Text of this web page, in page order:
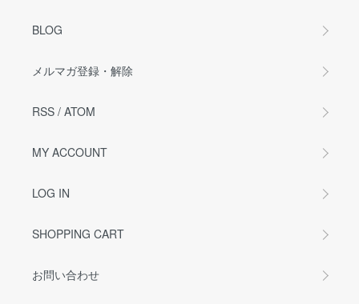
BLOG
メルマガ登録・解除
RSS / ATOM
MY ACCOUNT
LOG IN
SHOPPING CART
お問い合わせ